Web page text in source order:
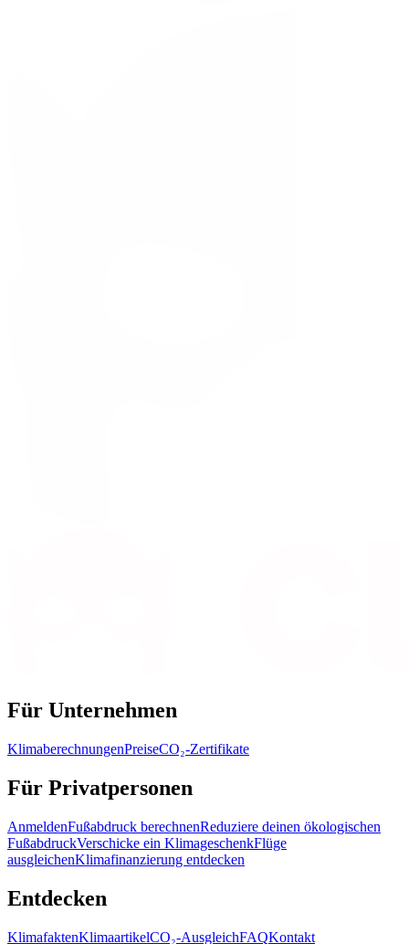
Für Unternehmen
KlimaberechnungenPreiseCO₂-Zertifikate
Für Privatpersonen
AnmeldenFußabdruck berechnenReduziere deinen ökologischen
FußabdruckVerschicke ein KlimageschenkFlüge
ausgleichenKlimafinanzierung entdecken
Entdecken
KlimafaktenKlimaartikelCO₂-AusgleichFAQKontakt